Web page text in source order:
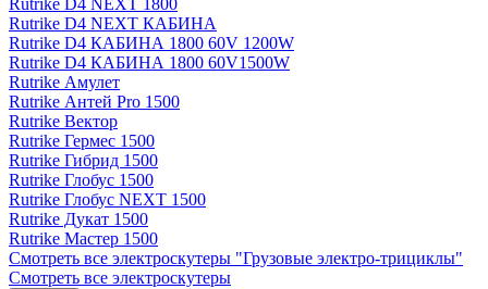
Rutrike D4 NEXT 1800
Rutrike D4 NEXT КАБИНА
Rutrike D4 КАБИНА 1800 60V 1200W
Rutrike D4 КАБИНА 1800 60V1500W
Rutrike Амулет
Rutrike Антей Pro 1500
Rutrike Вектор
Rutrike Гермес 1500
Rutrike Гибрид 1500
Rutrike Глобус 1500
Rutrike Глобус NEXT 1500
Rutrike Дукат 1500
Rutrike Мастер 1500
Смотреть все электро­скутеры "Грузовые электро‑трициклы"
Смотреть все электро­скутеры